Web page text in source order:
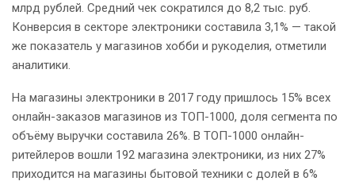
млрд рублей. Средний чек сократился до 8,2 тыс. руб.
Конверсия в секторе электроники составила 3,1% — такой
же показатель у магазинов хобби и рукоделия, отметили
аналитики.
На магазины электроники в 2017 году пришлось 15% всех
онлайн-заказов магазинов из ТОП-1000, доля сегмента по
объёму выручки составила 26%. В ТОП-1000 онлайн-
ритейлеров вошли 192 магазина электроники, из них 27%
приходится на магазины бытовой техники с долей в 6%